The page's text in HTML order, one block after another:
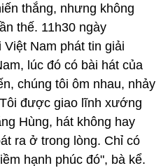
thắng, nhưng không
thế. 11h30 ngày
Nam phát tin giải
lúc đó có bài hát của
chúng tôi ôm nhau, nhảy
được giao lĩnh xướng
Hùng, hát không hay
ra ở trong lòng. Chỉ có
hạnh phúc đó", bà kể.